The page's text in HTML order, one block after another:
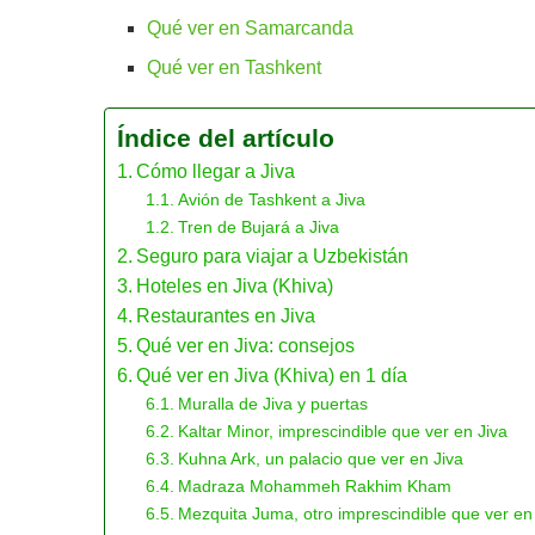
Qué ver en Samarcanda
Qué ver en Tashkent
Índice del artículo
Cómo llegar a Jiva
Avión de Tashkent a Jiva
Tren de Bujará a Jiva
Seguro para viajar a Uzbekistán
Hoteles en Jiva (Khiva)
Restaurantes en Jiva
Qué ver en Jiva: consejos
Qué ver en Jiva (Khiva) en 1 día
Muralla de Jiva y puertas
Kaltar Minor, imprescindible que ver en Jiva
Kuhna Ark, un palacio que ver en Jiva
Madraza Mohammeh Rakhim Kham
Mezquita Juma, otro imprescindible que ver